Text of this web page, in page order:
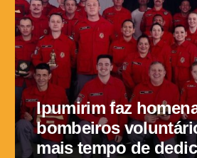
Ipumirim faz
bombeiros
mais tempo de